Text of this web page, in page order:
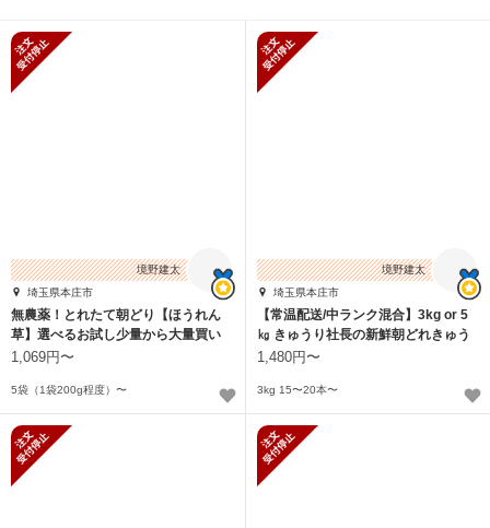
境野建太
埼玉県本庄市
無農薬！とれたて朝どり【ほうれん
草】選べるお試し少量から大量買い
まで！ 常温配送
1,069円〜
5袋（1袋200g程度）〜
境野建太
埼玉県本庄市
【常温配送/中ランク混合】3kg or 5
㎏ きゅうり社長の新鮮朝どれきゅう
り1,480円〜
3kg 15〜20本〜